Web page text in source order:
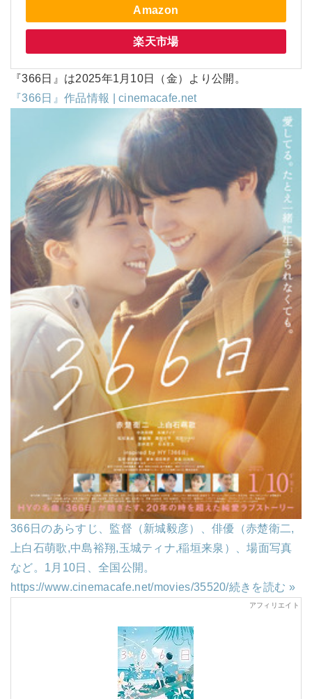
Amazon
楽天市場
『366日』は2025年1月10日（金）より公開。
『366日』作品情報 | cinemacafe.net
366日のあらすじ、監督（新城毅彦）、俳優（赤楚衛二,
上白石萌歌,中島裕翔,玉城ティナ,稲垣来泉）、場面写真
など。1月10日、全国公開。
https://www.cinemacafe.net/movies/35520/続きを読む »